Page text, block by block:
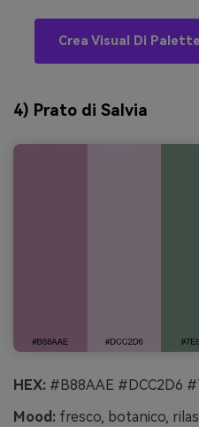
Crea Visual Di
4) Prato di Salvia
HEX: #B88AAE #DCC2D6
Mood: fresco, botanico,